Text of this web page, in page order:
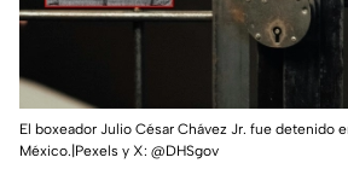
El boxeador Julio César Chávez Jr. fue detenido
México.|Pexels y X: @DHSgov